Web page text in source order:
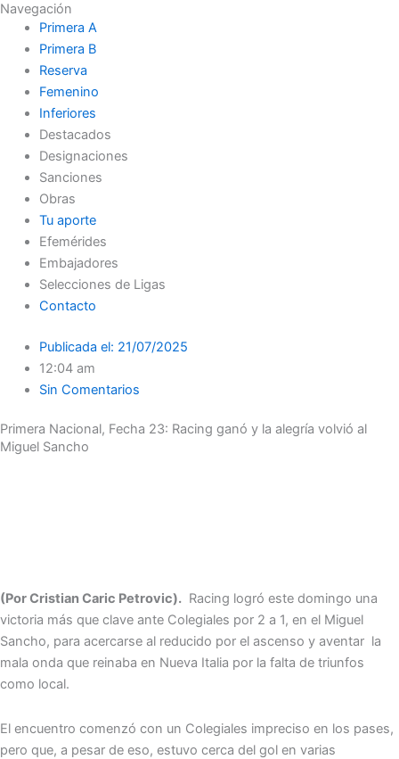
Navegación
Primera A
Primera B
Reserva
Femenino
Inferiores
Destacados
Designaciones
Sanciones
Obras
Tu aporte
Efemérides
Embajadores
Selecciones de Ligas
Contacto
Publicada el: 21/07/2025
12:04 am
Sin Comentarios
Primera Nacional, Fecha 23: Racing ganó y la alegría volvió al
Miguel Sancho
(Por Cristian Caric Petrovic). Racing logró este domingo una
victoria más que clave ante Colegiales por 2 a 1, en el Miguel
Sancho, para acercarse al reducido por el ascenso y aventar la
mala onda que reinaba en Nueva Italia por la falta de triunfos
como local.
El encuentro comenzó con un Colegiales impreciso en los pases,
pero que, a pesar de eso, estuvo cerca del gol en varias